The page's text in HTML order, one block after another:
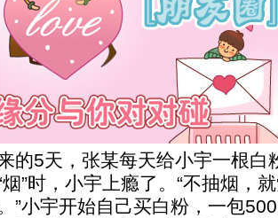
的5天，张某每天给小宇一根白
烟”时，小宇上瘾了。“不抽烟，
”小宇开始自己买白粉，一包